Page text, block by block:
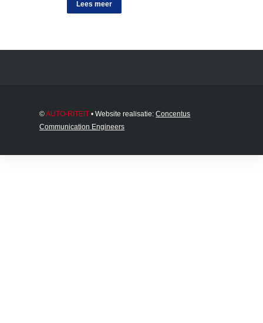
Lees meer
©AUTO-RITEIT • Website realisatie:Concentus
Communication Engineers